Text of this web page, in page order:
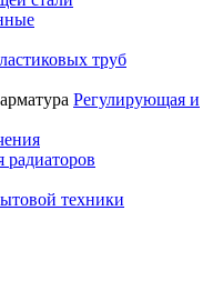
труб
Регулирующая и
техники